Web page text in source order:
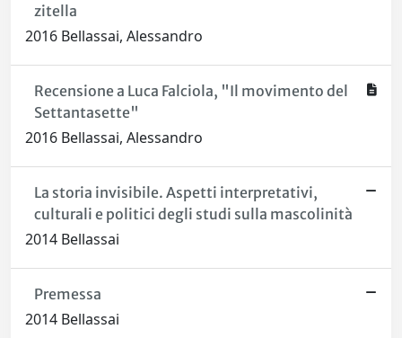
zitella
2016 Bellassai, Alessandro
Recensione a Luca Falciola, "Il movimento del
Settantasette"
2016 Bellassai, Alessandro
La storia invisibile. Aspetti interpretativi,
culturali e politici degli studi sulla mascolinità
2014 Bellassai
Premessa
2014 Bellassai